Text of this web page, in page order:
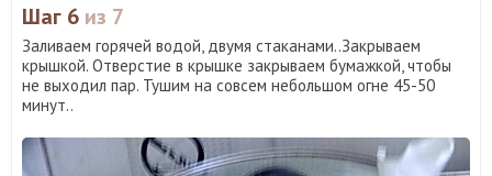
Шаг 6 из 7
Заливаем горячей водой, двумя стаканами..Закрываем
крышкой. Отверстие в крышке закрываем бумажкой, чтобы
не выходил пар. Тушим на совсем небольшом огне 45-50
минут..